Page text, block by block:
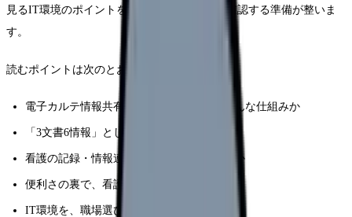
見るIT環境のポイントを、この記事の視点で確認する準備が整いま
す。
読むポイントは次のとおりです。
電子カルテ情報共有サービスとは、結局どんな仕組みか
「3文書6情報」として共有されるのは何か
看護の記録・情報連携は、どう変わりうるか
便利さの裏で、看護師が気をつけたいこと
IT環境を、職場選びの視点でどう見るか